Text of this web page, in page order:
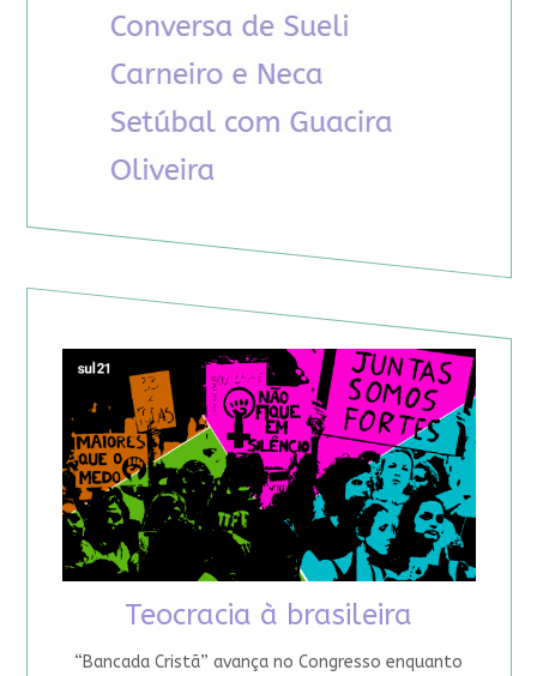
Teocracia à brasileira
“Bancada Cristã” avança no Congresso enquanto